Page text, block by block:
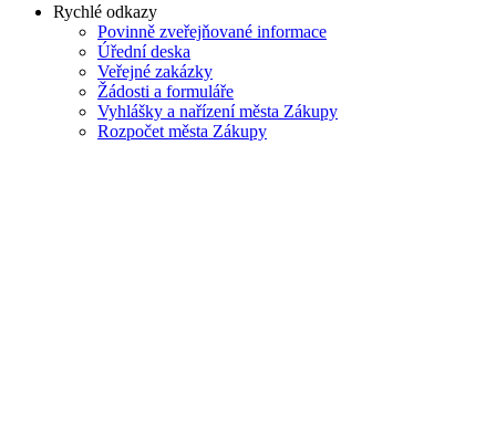
Rychlé odkazy
Povinně zveřejňované informace
Úřední deska
Veřejné zakázky
Žádosti a formuláře
Vyhlášky a nařízení města Zákupy
Rozpočet města Zákupy